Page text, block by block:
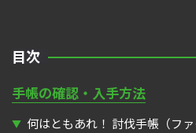
目次
手帳の確認・入手方法
何はともあれ！ 討伐手帳（ファ